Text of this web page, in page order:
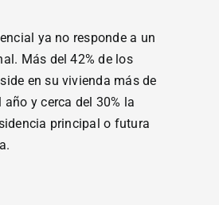
ya no responde a un
Más del 42% de los
en su vivienda más de
y cerca del 30% la
principal o futura